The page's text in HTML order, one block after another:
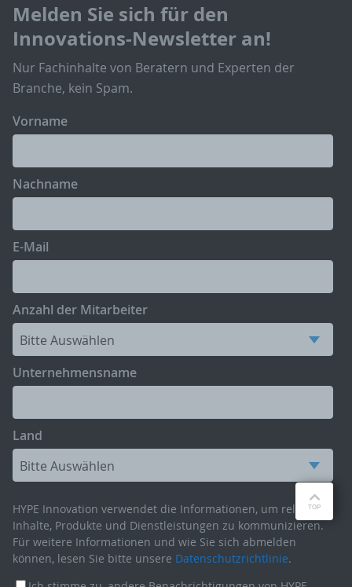
Melden Sie sich für den
Innovations-Newsletter an!
Nur Fachinhalte von Beratern und Experten der
Branche, kein Spam.
Vorname
Nachname
E-Mail
Anzahl der Mitarbeiter
Unternehmensname
Land
HYPE Innovation verwendet die Informationen, um relevante
Inhalte, Produkte und Dienstleistungen zu kommunizieren.
Für weitere Informationen und wie Sie sich abmelden
können, lesen Sie bitte unsere Datenschutzrichtlinie.